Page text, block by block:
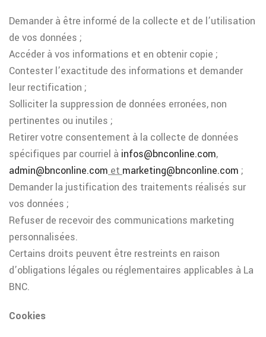
Demander à être informé de la collecte et de l’utilisation
de vos données ;
Accéder à vos informations et en obtenir copie ;
Contester l’exactitude des informations et demander
leur rectification ;
Solliciter la suppression de données erronées, non
pertinentes ou inutiles ;
Retirer votre consentement à la collecte de données
spécifiques par courriel à infos@bnconline.com,
admin@bnconline.com et marketing@bnconline.com ;
Demander la justification des traitements réalisés sur
vos données ;
Refuser de recevoir des communications marketing
personnalisées.
Certains droits peuvent être restreints en raison
d’obligations légales ou réglementaires applicables à La
BNC.
Cookies